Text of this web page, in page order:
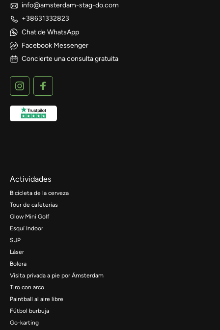
info@amsterdam-stag-do.com
+38631332823
Chat de WhatsApp
Facebook Messenger
Concierte una consulta gratuita
Actividades
Bicicleta de la cerveza
Tour de cafeterías
Glow Mini Golf
Esquí Indoor
SUP
Láser
Bolera
Visita privada a pie por Ámsterdam
Tiro con arco
Paintball al aire libre
Fútbol burbuja
Go-karting